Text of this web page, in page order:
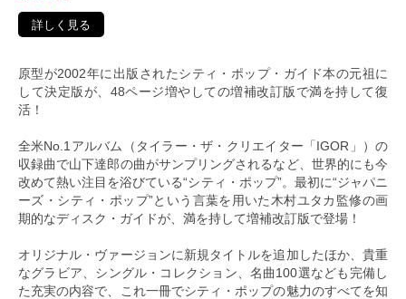
詳しく見る
原型が2002年に出版されたシティ・ポップ・ガイド本の元祖に
して決定版が、48ページ増やしての増補改訂版で満を持して復
活！
全米No.1アルバム（タイラー・ザ・クリエイター「IGOR」）の
収録曲で山下達郎の曲がサンプリングされるなど、世界的にも今
改めて熱い注目を浴びている“シティ・ポップ”。最初に“ジャパニ
ーズ・シティ・ポップ”という言葉を用いた木村ユタカ監修の画
期的なディスク・ガイドが、満を持して増補改訂版で登場！
オリジナル・ヴァージョンに新規タイトルを追加したほか、貴重
なグラビア、シングル・コレクション、名曲100選なども完備し
た充実の内容で、これ一冊でシティ・ポップの魅力のすべてを知